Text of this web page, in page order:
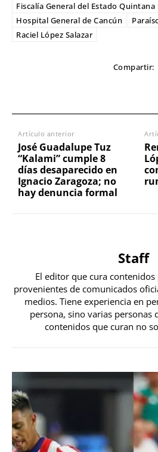
Fiscalía General del Estado Quintana
Hospital General de Cancún
Raciel López Salazar
Compartir:
Artículo anterior
José Guadalupe Tuz
“Kalami” cumple 8
días desaparecido en
Ignacio Zaragoza; no
hay denuncia formal
Staff
El editor que cura
provenientes de comunicados
medios. Tiene experiencia en
persona, sino varias personas
contenidos que curan no